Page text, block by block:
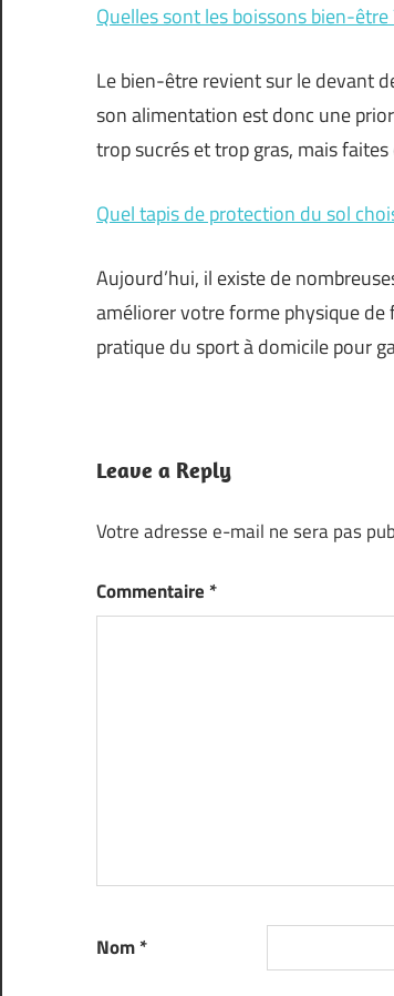
Quelles sont les boissons bien-être
Le bien-être revient sur le devant
son alimentation est donc une
trop sucrés et trop gras, mais
Quel tapis de protection du sol
Aujourd’hui, il existe de
améliorer votre forme physique de
pratique du sport à domicile pour
Leave a Reply
Votre adresse e-mail ne sera pas
Commentaire *
Nom*